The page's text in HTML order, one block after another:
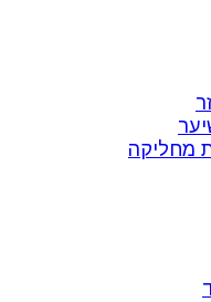
מחליקה